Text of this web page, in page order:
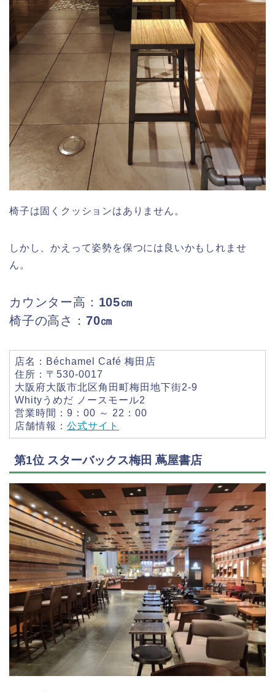
椅子は固くクッションはありません。
しかし、かえって姿勢を保つには良いかもしれませ
ん。
カウンター高： 105㎝
椅子の高さ： 70㎝
店名：Béchamel Café 梅田店
住所：〒530-0017
大阪府大阪市北区角田町梅田地下街2-9
Whityうめだ ノースモール2
営業時間：9：00 ～ 22：00
店舗情報： 公式サイト
第1位 スターバックス梅田 蔦屋書店